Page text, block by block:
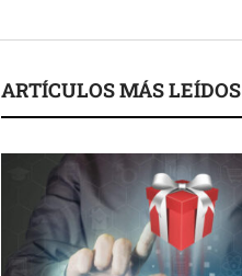
ARTÍCULOS MÁS LEÍDOS